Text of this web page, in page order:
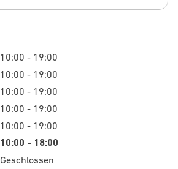
10:00 - 19:00
10:00 - 19:00
10:00 - 19:00
10:00 - 19:00
10:00 - 19:00
10:00 - 18:00
Geschlossen